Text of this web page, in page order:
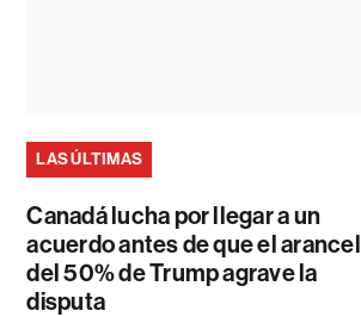
LAS ÚLTIMAS
Canadá lucha por llegar a un
acuerdo antes de que el arancel
del 50% de Trump agrave la
disputa